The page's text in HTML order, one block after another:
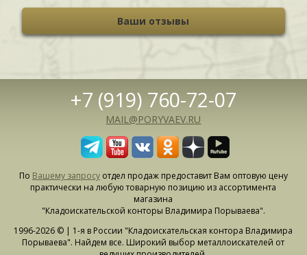
Ваши отзывы
+7 (919) 760-72-07
MAIL@PORYVAEV.RU
По Вашему запросуотдел продаж предоставит Вам оптовую цену
практически на любую товарную позицию из ассортимента
магазина
"Кладоискательской конторы Владимира Порываева".
1996-2026 © | 1-я в России "Кладоискательская контора Владимира
Порываева". Найдем все. Широкий выбор металлоискателей от